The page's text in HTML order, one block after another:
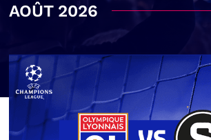
AOÛT 2026